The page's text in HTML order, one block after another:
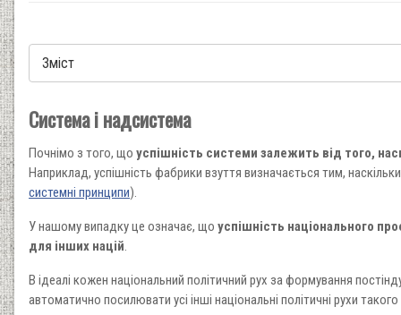
Система і надсистема
Почнімо з того, що успішність системи залежить від того,
Наприклад, успішність фабрики взуття визначається тим,
системні принципи).
У нашому випадку це означає, що успішність національного
для інших націй.
В ідеалі кожен національний політичний рух за формування
автоматично посилювати усі інші національні політичні рухи